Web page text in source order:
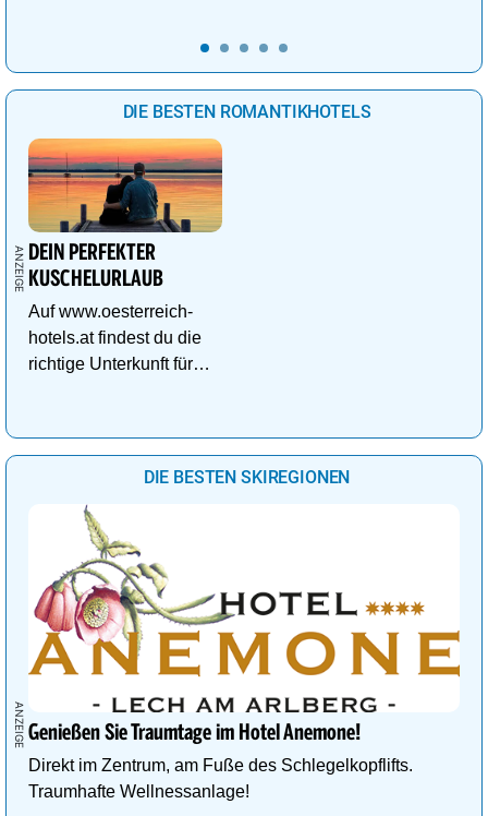
DIE BESTEN ROMANTIKHOTELS
DEIN PERFEKTER
KUSCHELURLAUB
Auf www.oesterreich-
hotels.at findest du die
richtige Unterkunft für
DIE BESTEN SKIREGIONEN
Genießen Sie Traumtage im Hotel Anemone!
Direkt im Zentrum, am Fuße des Schlegelkopflifts.
Traumhafte Wellnessanlage!